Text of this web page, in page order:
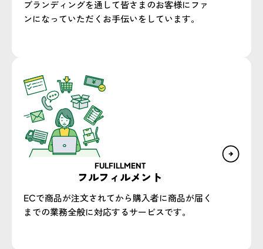
ブランディングを通して皆さまのお客様にファ
ンになっていただくお手伝いをしています。
FULFILLMENT
フルフィルメント
ECで商品が注文されてから購入者に商品が届く
までの業務全般に対応するサービスです。